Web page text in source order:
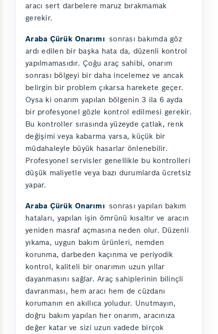
aracı sert darbelere maruz bırakmamak
gerekir.
Araba Çürük Onarımı sonrası bakımda göz
ardı edilen bir başka hata da, düzenli kontrol
yapılmamasıdır. Çoğu araç sahibi, onarım
sonrası bölgeyi bir daha incelemez ve ancak
belirgin bir problem çıkarsa harekete geçer.
Oysa ki onarım yapılan bölgenin 3 ila 6 ayda
bir profesyonel gözle kontrol edilmesi gerekir.
Bu kontroller sırasında yüzeyde çatlak, renk
değişimi veya kabarma varsa, küçük bir
müdahaleyle büyük hasarlar önlenebilir.
Profesyonel servisler genellikle bu kontrolleri
düşük maliyetle veya bazı durumlarda ücretsiz
yapar.
Araba Çürük Onarımı sonrası yapılan bakım
hataları, yapılan işin ömrünü kısaltır ve aracın
yeniden masraf açmasına neden olur. Düzenli
yıkama, uygun bakım ürünleri, nemden
korunma, darbeden kaçınma ve periyodik
kontrol, kaliteli bir onarımın uzun yıllar
dayanmasını sağlar. Araç sahiplerinin bilinçli
davranması, hem aracı hem de cüzdanı
korumanın en akıllıca yoludur. Unutmayın,
doğru bakım yapılan her onarım, aracınıza
değer katar ve sizi uzun vadede birçok